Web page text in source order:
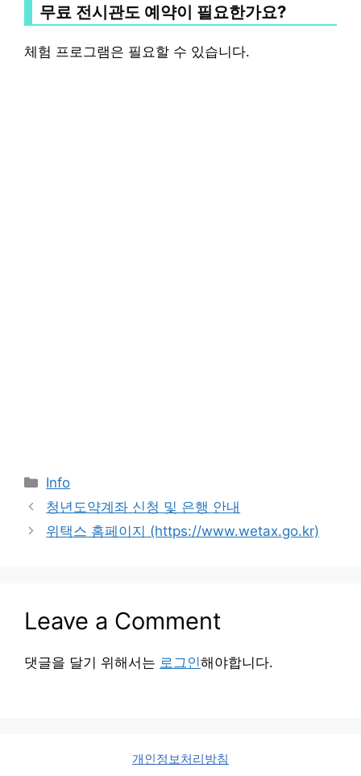
무료 전시관도 예약이 필요한가요?
체험 프로그램은 필요할 수 있습니다.
Categories
Info
청년도약계좌 신청 및 은행 안내
위택스 홈페이지 (https://www.wetax.go.kr)
Leave a Comment
댓글을 달기 위해서는 로그인해야합니다.
개인정보처리방침